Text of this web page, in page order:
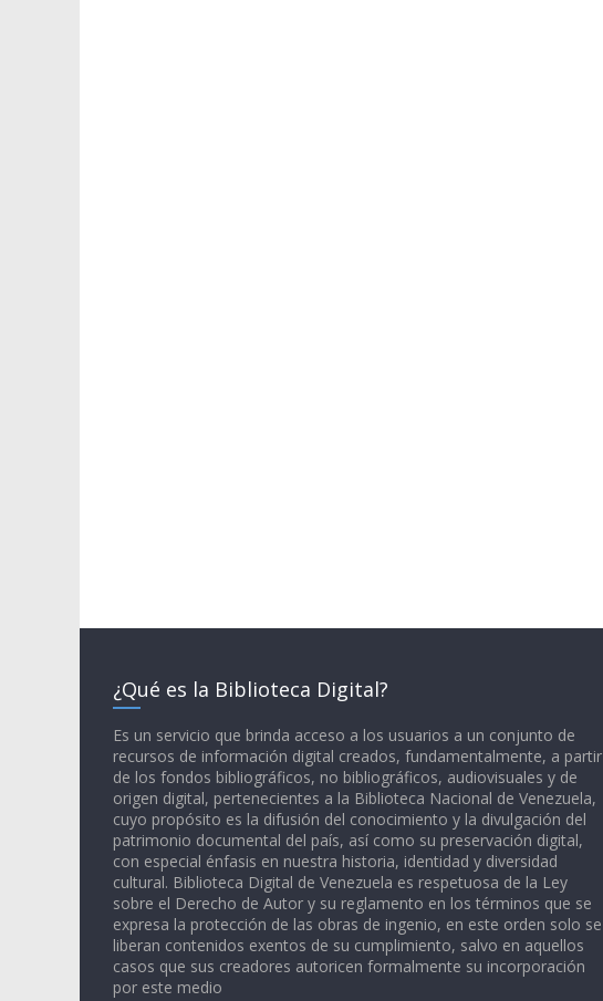
¿Qué es la Biblioteca Digital?
Es un servicio que brinda acceso a los usuarios a un conjunto de
recursos de información digital creados, fundamentalmente, a partir
de los fondos bibliográficos, no bibliográficos, audiovisuales y de
origen digital, pertenecientes a la Biblioteca Nacional de Venezuela,
cuyo propósito es la difusión del conocimiento y la divulgación del
patrimonio documental del país, así como su preservación digital,
con especial énfasis en nuestra historia, identidad y diversidad
cultural. Biblioteca Digital de Venezuela es respetuosa de la Ley
sobre el Derecho de Autor y su reglamento en los términos que se
expresa la protección de las obras de ingenio, en este orden solo se
liberan contenidos exentos de su cumplimiento, salvo en aquellos
casos que sus creadores autoricen formalmente su incorporación
por este medio